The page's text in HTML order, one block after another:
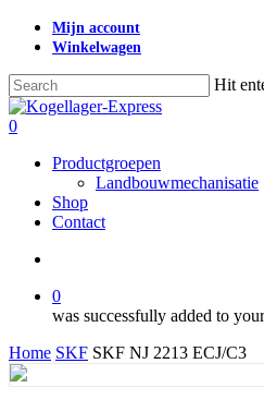
Skip
content
Mijn account
Winkelwagen
Hit
Close
Search
search
0
Productgroepen
Landbouwmechanisatie
Shop
Contact
0
was successfully added to
Home SKF SKF NJ 2213 ECJ/C3